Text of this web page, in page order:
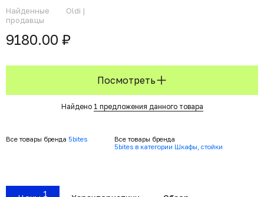
Найденные
продавцы
Oldi |
9180.00 ₽
Посмотреть
Найдено 1 предложения данного товара
Все товары бренда 5bites
Все товары бренда
5bites в категории Шкафы, стойки
1